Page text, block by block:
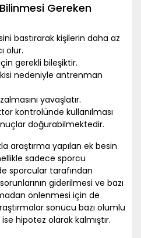
Gereken
bastırarak kişilerin daha az
olur.
gerekli bileşiktir.
nedeniyle antrenman
yavaşlatır.
kontrolünde kullanılması
doğurabilmektedir.
araştırma yapılan ek besin
sadece sporcu
sporcular tarafından
sorunlarının giderilmesi ve bazı
önlenmesi için de
sonucu bazı olumlu
ise hipotez olarak kalmıştır.